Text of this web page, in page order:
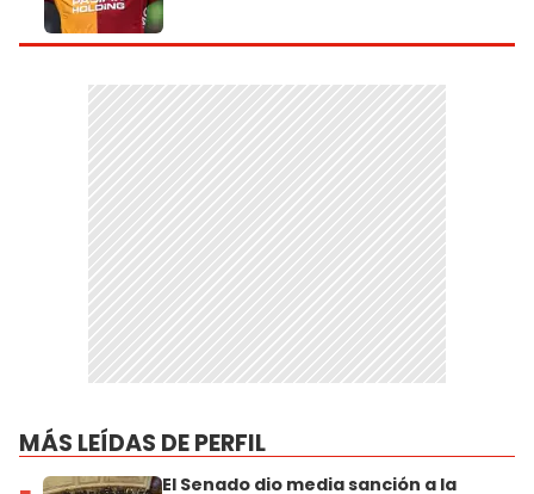
MÁS LEÍDAS DE PERFIL
El Senado dio media sanción a la